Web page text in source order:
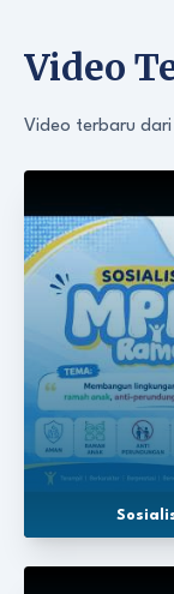
Video
Video terbaru dari